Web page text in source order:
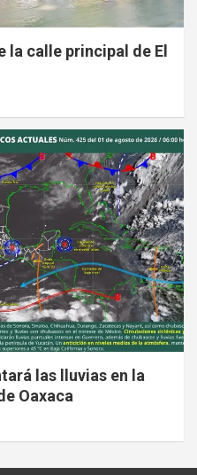
la calle principal de El
las lluvias en la
Oaxaca